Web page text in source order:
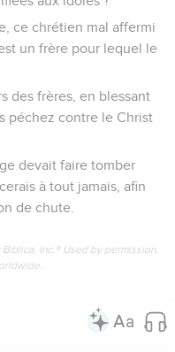
ce chrétien mal affermi
un frère pour lequel le
des frères, en blessant
péchez contre le Christ
devait faire tomber
à tout jamais, afin
de chute.
Inc.® Used by permission.